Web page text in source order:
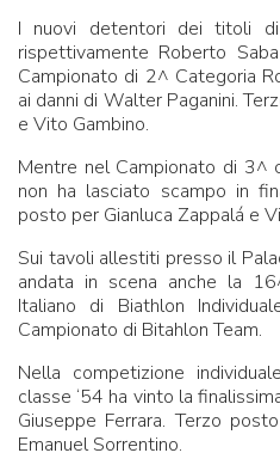
I nuovi detentori dei titoli
rispettivamente Roberto
Campionato di 2^ Categoria
ai danni di Walter Paganini.
e Vito Gambino.
Mentre nel Campionato di 3^
non ha lasciato scampo in
posto per Gianluca Zappalá e
Sui tavoli allestiti presso il
andata in scena anche la
Italiano di Biathlon
Campionato di Bitahlon Team.
Nella competizione
classe ‘54 ha vinto la
Giuseppe Ferrara. Terzo
Emanuel Sorrentino.